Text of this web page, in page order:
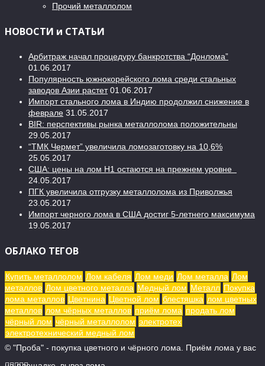
Прочий металлолом
НОВОСТИ и СТАТЬИ
Арбитраж начал процедуру банкротства “Донлома”
01.06.2017
Популярность южнокорейского лома среди стальных
заводов Азии растет 01.06.2017
Импорт стального лома в Индию продолжил снижение в
феврале 31.05.2017
BIR: перспективы рынка металлолома положительны
29.05.2017
“ТМК Чермет” увеличила ломозаготовку на 10,6%
25.05.2017
США: цены на лом H1 остаются на прежнем уровне
24.05.2017
ПГК увеличила отгрузку металлолома из Приволжья
23.05.2017
Импорт черного лома в США достиг 5-летнего максимума
19.05.2017
ОБЛАКО ТЕГОВ
Купить металлолом Лом кабеля Лом меди Лом металла Лом
металлов Лом цветного металла Медный лом Металл Покупка
лома металлов Цветнина Цветной лом блестяшка лом цветных
металлов лом чёрных металлов приём лома продать лом
чёрный лом чёрный металлолом электротех
электротехнический медный лом
© "Проба" - покупка цветного и чёрного лома. Приём лома у вас